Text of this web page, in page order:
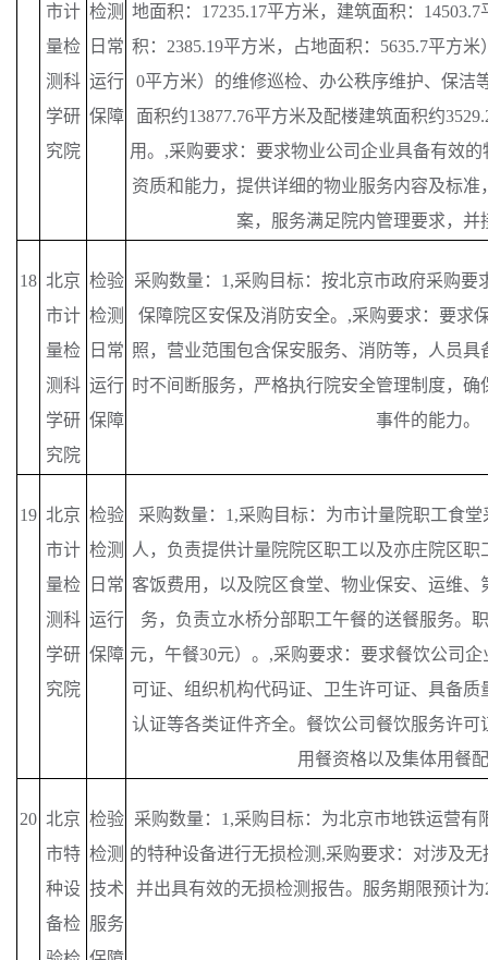
市计
量检
测科
学研
究院
检测
日常
运行
保障
地面积：17235.17平方米，建筑面积：
积：2385.19平方米，占地面积：5635.7平方
0平方米）的维修巡检、办公秩序维护、保洁
面积约13877.76平方米及配楼建筑面积约
用。,采购要求：要求物业公司企业具备有效
资质和能力，提供详细的物业服务内容及标
案，服务满足院内管理要求，并
18 北京
市计
量检
测科
学研
究院
检验
检测
日常
运行
保障
采购数量： 1,采购目标：按北京市政府采购要
保障院区安保及消防安全。,采购要求：要求
照，营业范围包含保安服务、消防等，人员
时不间断服务，严格执行院安全管理制度，
事件的能力。
19 北京
市计
量检
测科
学研
究院
检验
检测
日常
运行
保障
采购数量： 1,采购目标：为市计量院职工食
人，负责提供计量院院区职工以及亦庄院区
客饭费用，以及院区食堂、物业保安、运维
务，负责立水桥分部职工午餐的送餐服务。
元，午餐30元）。,采购要求：要求餐饮公司
可证、组织机构代码证、卫生许可证、具备
认证等各类证件齐全。餐饮公司餐饮服务许
用餐资格以及集体用餐
20 北京
市特
种设
备检
检验
检测
技术
服务
采购数量： 1,采购目标：为北京市地铁运营有
的特种设备进行无损检测,采购要求：对涉及
并出具有效的无损检测报告。服务期限预计为